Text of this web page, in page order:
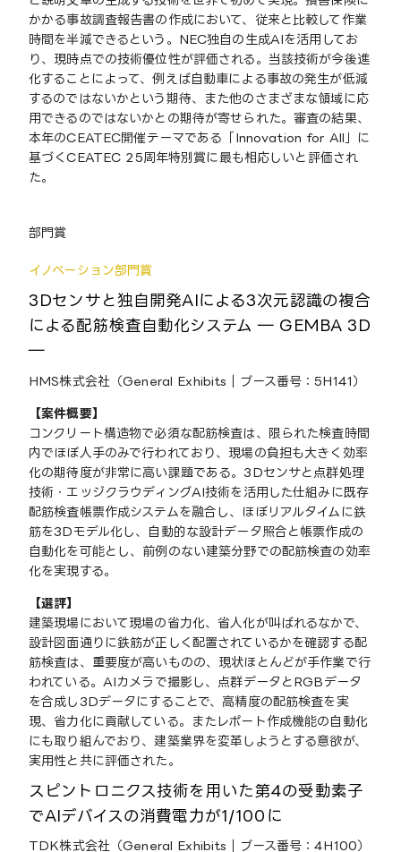
かかる事故調査報告書の作成において、従来と比較して作業
時間を半減できるという。NEC独自の生成AIを活用してお
り、現時点での技術優位性が評価される。当該技術が今後進
化することによって、例えば自動車による事故の発生が低減
するのではないかという期待、また他のさまざまな領域に応
用できるのではないかとの期待が寄せられた。審査の結果、
本年のCEATEC開催テーマである「Innovation for All」に
基づくCEATEC 25周年特別賞に最も相応しいと評価され
た。
部門賞
イノベーション部門賞
3Dセンサと独自開発AIによる3次元認識の複合
による配筋検査自動化システム ― GEMBA 3D
―
HMS株式会社（General Exhibits｜ブース番号：5H141）
【案件概要】
コンクリート構造物で必須な配筋検査は、限られた検査時間
内でほぼ人手のみで行われており、現場の負担も大きく効率
化の期待度が非常に高い課題である。3Dセンサと点群処理
技術・エッジクラウディングAI技術を活用した仕組みに既存
配筋検査帳票作成システムを融合し、ほぼリアルタイムに鉄
筋を3Dモデル化し、自動的な設計データ照合と帳票作成の
自動化を可能とし、前例のない建築分野での配筋検査の効率
化を実現する。
【選評】
建築現場において現場の省力化、省人化が叫ばれるなかで、
設計図面通りに鉄筋が正しく配置されているかを確認する配
筋検査は、重要度が高いものの、現状ほとんどが手作業で行
われている。AIカメラで撮影し、点群データとRGBデータ
を合成し3Dデータにすることで、高精度の配筋検査を実
現、省力化に貢献している。またレポート作成機能の自動化
にも取り組んでおり、建築業界を変革しようとする意欲が、
実用性と共に評価された。
スピントロニクス技術を用いた第4の受動素子
でAIデバイスの消費電力が1/100に
TDK株式会社（General Exhibits｜ブース番号：4H100）